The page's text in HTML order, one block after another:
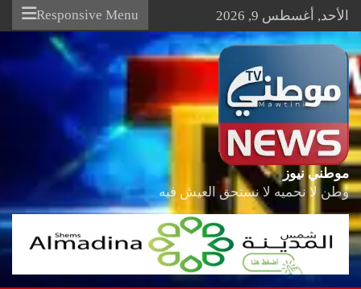
Skip
content
الأحد, أغسطس 9, 2026 Responsive Menu
موطني نيوز
وطن لا نحميه لا نستحق العيش فيه